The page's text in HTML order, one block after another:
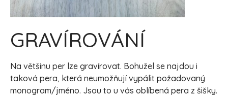
GRAVÍROVÁNÍ
Na většinu per lze gravírovat. Bohužel se najdou i
taková pera, která neumožňují vypálit požadovaný
monogram/jméno. Jsou to u vás oblíbená pera z šišky.